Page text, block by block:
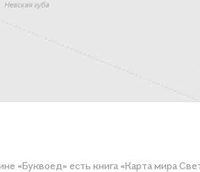
«Буквоед» есть книга «Карта мира